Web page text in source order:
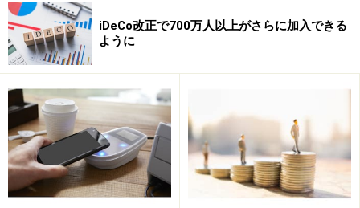
たとえば……
「成績」になります。もしかすると「おにあいですよ
ー」というのは「買ってくれると私の売り上げですよ
ー」という意味かもしれません。
銀行の人はあなたが住宅ローンを組んでくれたり、投資
iDeCo改正で700万人以上がさらに加入できる
ように